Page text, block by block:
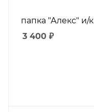
папка "Алекс" и/к
3 400 ₽